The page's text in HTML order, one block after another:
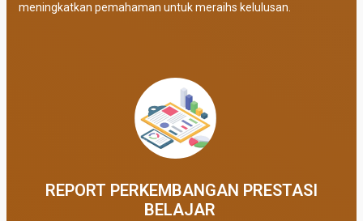
meningkatkan pemahaman untuk meraihs kelulusan.
REPORT PERKEMBANGAN PRESTASI
BELAJAR ​